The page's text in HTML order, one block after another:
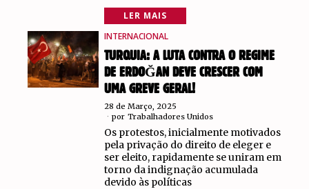
LER MAIS
INTERNACIONAL
TURQUIA: A LUTA CONTRA O REGIME
DE ERDOĞAN DEVE CRESCER COM
UMA GREVE GERAL!
28 de Março, 2025
por Trabalhadores Unidos
Os protestos, inicialmente motivados
pela privação do direito de eleger e
ser eleito, rapidamente se uniram em
torno da indignação acumulada
devido às políticas